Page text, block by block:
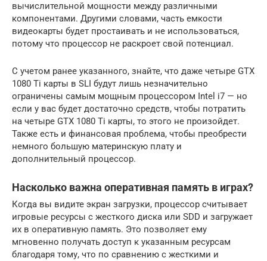
вычислительной мощности между различными
компонентами. Другими словами, часть емкости
видеокарты будет простаивать и не использоваться,
потому что процессор не раскроет свой потенциал.
С учетом ранее указанного, знайте, что даже четыре GTX
1080 Ti карты в SLI будут лишь незначительно
ограничены самым мощным процессором Intel i7 — но
если у вас будет достаточно средств, чтобы потратить
на четыре GTX 1080 Ti карты, то этого не произойдет.
Также есть и финансовая проблема, чтобы преобрести
немного большую материнскую плату и
дополнительный процессор.
Насколько важна оперативная память в играх?
Когда вы видите экран загрузки, процессор считывает
игровые ресурсы с жесткого диска или SDD и загружает
их в оперативную память. Это позволяет ему
мгновенно получать доступ к указанным ресурсам
благодаря тому, что по сравнению с жесткими и